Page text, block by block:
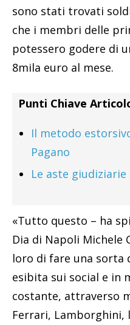
sono stati trovati
che i membri delle
potessero godere di
8mila euro al mese.
Punti Chiave
Il metodo
Pagano
Le aste giudiziarie
«Tutto questo – ha
Dia di Napoli Michele
loro di fare una sorta
esibita sui social e in
costante, attraverso
Ferrari, Lamborghini,